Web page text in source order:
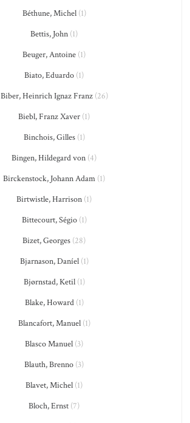
Béthune, Michel(1)
Bettis, John (1)
Beuger, Antoine (1)
Biato, Eduardo (1)
Biber, Heinrich Ignaz Franz(26)
Biebl, Franz Xaver (1)
Binchois, Gilles(1)
Bingen, Hildegard von (4)
Birckenstock, Johann Adam (1)
Birtwistle, Harrison (1)
Bittecourt, Ségio(1)
Bizet, Georges (28)
Bjarnason, Daníel(1)
Bjørnstad, Ketil(1)
Blake, Howard(1)
Blancafort, Manuel(1)
Blasco Manuel (3)
Blauth, Brenno (3)
Blavet, Michel (1)
Bloch, Ernst (7)